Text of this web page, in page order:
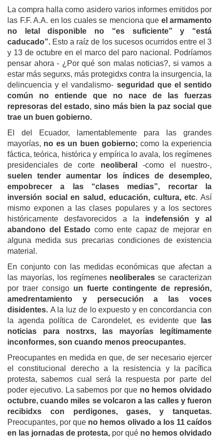
La compra halla como asidero varios informes emitidos por
las F.F. A.A. en los cuales se menciona que el armamento
no letal disponible no “es suficiente” y “está
caducado”. Esto a raíz de los sucesos ocurridos entre el 3
y 13 de octubre en el marco del paro nacional. Podríamos
pensar ahora - ¿Por qué son malas noticias?, si vamos a
estar más segurxs, más protegidxs contra la insurgencia, la
delincuencia y el vandalismo- seguridad que el sentido
común no entiende que no nace de las fuerzas
represoras del estado, sino más bien la paz social que
trae un buen gobierno.
El del Ecuador, lamentablemente para las grandes
mayorías, no es un buen gobierno; como la experiencia
fáctica, teórica, histórica y empírica lo avala, los regímenes
presidenciales de corte neoliberal -como el nuestro-,
suelen tender aumentar los índices de desempleo,
empobrecer a las “clases medias”, recortar la
inversión social en salud, educación, cultura, etc. Así
mismo exponen a las clases populares y a los sectores
históricamente desfavorecidos a la indefensión y al
abandono del Estado como ente capaz de mejorar en
alguna medida sus precarias condiciones de existencia
material.
En conjunto con las medidas económicas que afectan a
las mayorías, los regímenes neoliberalesse caracterizan
por traer consigo un fuerte contingente de represión,
amedrentamiento y persecución a las voces
disidentes. A la luz de lo expuesto y en concordancia con
la agenda política de Carondelet, es evidente que
las
noticias para nostrxs, las mayorías legítimamente
inconformes, son cuando menos preocupantes.
Preocupantes en medida en que, de ser necesario ejercer
el constitucional derecho a la resistencia y la pacífica
protesta, sabemos cual será la respuesta por parte del
poder ejecutivo. La sabemos por que no hemos olvidado
octubre, cuando miles se volcaron a las calles y fueron
recibidxs con perdigones, gases, y tanquetas.
Preocupantes, por que no hemos olivado a los 11 caídos
en las jornadas de protesta, por qué no hemos olvidado